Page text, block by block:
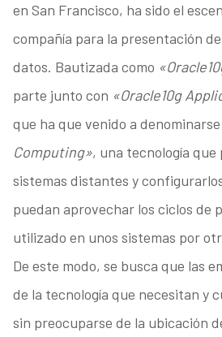
en San Francisco, ha sido el
compañía para la presentación
datos. Bautizada como
parte junto con «Oracle10g
que ha que venido a denominarse
Computing», una tecnología
sistemas distantes y
puedan aprovechar los ciclos de
utilizado en unos sistemas por
De este modo, se busca que las
de la tecnología que necesitan y
sin preocuparse de la ubicación